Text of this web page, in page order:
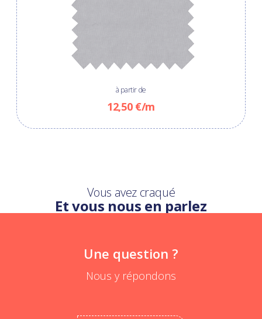
à partir de
12,50 €/m
Vous avez craqué
Et vous nous en parlez
Une question ?
Nous y répondons